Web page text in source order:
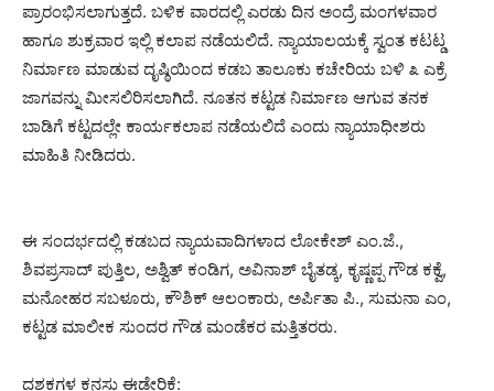
ಪ್ರಾರಂಭಿಸಲಾಗುತ್ತದೆ. ಬಳಿಕ ವಾರದಲ್ಲಿ ಎರಡು ದಿನ ಅಂದ್ರೆ ಮಂಗಳವಾರ
ಹಾಗೂ ಶುಕ್ರವಾರ ಇಲ್ಲಿ ಕಲಾಪ ನಡೆಯಲಿದೆ. ನ್ಯಾಯಾಲಯಕ್ಕೆ ಸ್ವಂತ ಕಟಟ್ಡ
ನಿರ್ಮಾಣ ಮಾಡುವ ದೃಷ್ಠಿಯಿಂದ ಕಡಬ ತಾಲೂಕು ಕಚೇರಿಯ ಬಳಿ ೩ ಎಕ್ರೆ
ಜಾಗವನ್ನು ಮೀಸಲಿರಿಸಲಾಗಿದೆ. ನೂತನ ಕಟ್ಟಡ ನಿರ್ಮಾಣ ಆಗುವ ತನಕ
ಬಾಡಿಗೆ ಕಟ್ಟದಲ್ಲೇ ಕಾರ್ಯಕಲಾಪ ನಡೆಯಲಿದೆ ಎಂದು ನ್ಯಾಯಾಧೀಶರು
ಮಾಹಿತಿ ನೀಡಿದರು.
ಈ ಸಂದರ್ಭದಲ್ಲಿ ಕಡಬದ ನ್ಯಾಯವಾದಿಗಳಾದ ಲೋಕೇಶ್ ಎಂ.ಜೆ.,
ಶಿವಪ್ರಸಾದ್ ಪುತ್ತಿಲ, ಅಶ್ವಿತ್ ಕಂಡಿಗ, ಅವಿನಾಶ್ ಬೈತಡ್ಕ, ಕೃಷ್ಣಪ್ಪ ಗೌಡ ಕಕ್ವೆ,
ಮನೋಹರ ಸಬಳೂರು, ಕೌಶಿಕ್ ಆಲಂಕಾರು, ಅರ್ಪಿತಾ ಪಿ., ಸುಮನಾ ಎಂ,
ಕಟ್ಟಡ ಮಾಲೀಕ ಸುಂದರ ಗೌಡ ಮಂಡೆಕರ ಮತ್ತಿತರರು.
ದಶಕಗಳ ಕನಸು ಈಡೇರಿಕೆ: